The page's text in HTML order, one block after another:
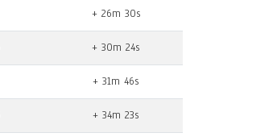
+ 26m 30s
+ 30m 24s
+ 31m 46s
+ 34m 23s